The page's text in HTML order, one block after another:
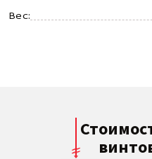
Вес: